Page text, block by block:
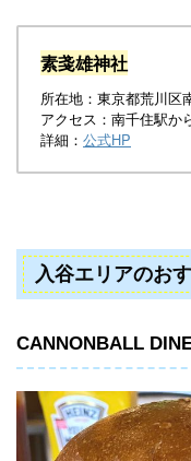
素戔雄神社
所在地：東京都荒川区
アクセス：南千住駅か
詳細： 公式HP
入谷エリアのお
CANNONBALL